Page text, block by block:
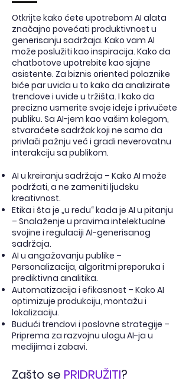
Otkrijte kako ćete upotrebom AI alata
značajno povećati produktivnost u
generisanju sadržaja. Kako vam AI
može poslužiti kao inspiracija. Kako da
chatbotove upotrebite kao sjajne
asistente. Za biznis oriented polaznike
biće par uvida u to kako da analizirate
trendove i uvide u tržišta. I kako da
precizno usmerite svoje ideje i privučete
publiku. Sa AI-jem kao vašim kolegom,
stvaraćete sadržak koji ne samo da
privlači pažnju već i gradi neverovatnu
interakciju sa publikom.
AI u kreiranju sadržaja – Kako AI može
podržati, a ne zameniti ljudsku
kreativnost.
Etika i šta je „u redu“ kada je AI u pitanju
– Snalaženje u pravima intelektualne
svojine i regulaciji AI-generisanog
sadržaja.
AI u angažovanju publike –
Personalizacija, algoritmi preporuka i
prediktivna analitika.
Automatizacija i efikasnost – Kako AI
optimizuje produkciju, montažu i
lokalizaciju.
Budući trendovi i poslovne strategije –
Priprema za razvojnu ulogu AI-ja u
medijima i zabavi.
Zašto se PRIDRUŽITI?